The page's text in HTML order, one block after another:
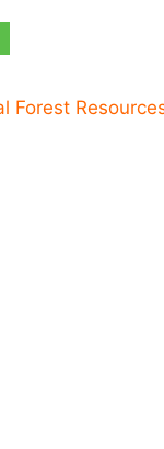
Forest